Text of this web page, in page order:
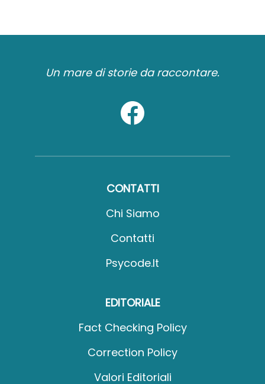
Un mare di storie da raccontare.
CONTATTI
Chi Siamo
Contatti
Psycode.it
EDITORIALE
Fact Checking Policy
Correction Policy
Valori Editoriali